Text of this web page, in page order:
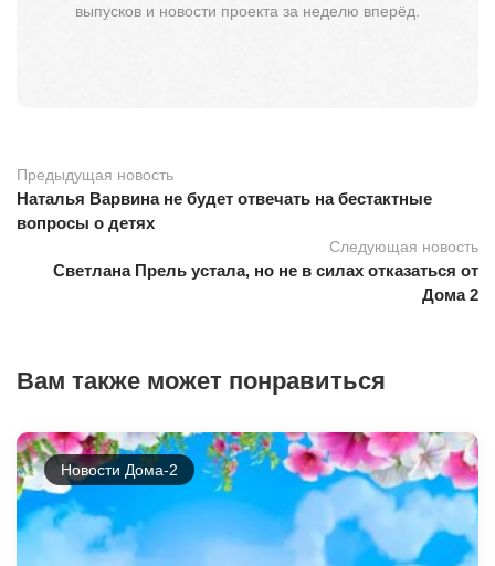
выпусков и новости проекта за неделю вперёд.
Предыдущая новость
Наталья Варвина не будет отвечать на бестактные
вопросы о детях
Следующая новость
Светлана Прель устала, но не в силах отказаться от
Дома 2
Вам также может понравиться
Новости Дома-2